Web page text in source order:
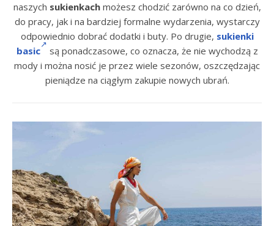
naszych sukienkachmożesz chodzić zarówno na co dzień,
do pracy, jak i na bardziej formalne wydarzenia, wystarczy
odpowiednio dobrać dodatki i buty. Po drugie, sukienki
basic
są ponadczasowe, co oznacza, że nie wychodzą z
mody i można nosić je przez wiele sezonów, oszczędzając
pieniądze na ciągłym zakupie nowych ubrań.